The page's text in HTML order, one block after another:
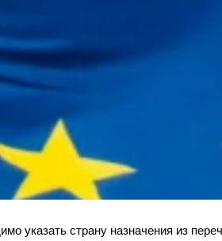
указать страну назначения из